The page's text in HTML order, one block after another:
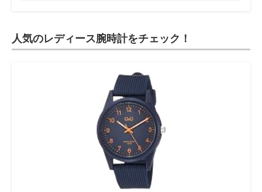
人気のレディース腕時計をチェック！